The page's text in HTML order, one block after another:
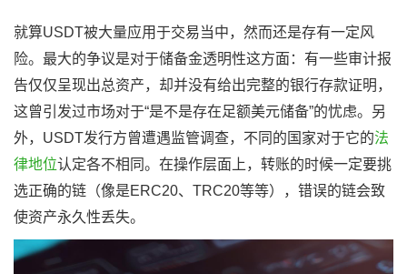
就算USDT被大量应用于交易当中，然而还是存有一定风
险。最大的争议是对于储备金透明性这方面：有一些审计报
告仅仅呈现出总资产，却并没有给出完整的银行存款证明，
这曾引发过市场对于“是不是存在足额美元储备”的忧虑。另
外，USDT发行方曾遭遇监管调查，不同的国家对于它的法
律地位认定各不相同。在操作层面上，转账的时候一定要挑
选正确的链（像是ERC20、TRC20等等），错误的链会致
使资产永久性丢失。